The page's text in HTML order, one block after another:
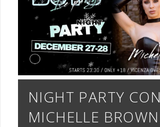
NIGHT PARTY CON
MICHELLE BROWN